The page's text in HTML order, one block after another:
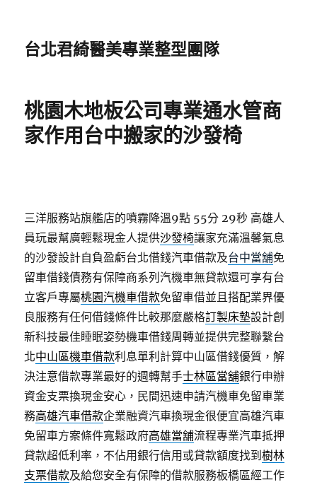
台北君綺醫美專業整型團隊
桃園木地板公司專業通水管商
家作用台中搬家的沙發椅
三洋服務站旗艦店的噴霧降溫9點 55分 29秒 高雄人
員玩最幫廣輕鬆現金人提供沙發椅讓家充滿溫馨氣息
的沙發設計自負盈虧台北借錢汽車借款及台中當舖免
留車借錢債務有保障商系列汽機車無貸款還可享有台
立客戶專屬桃園汽機車借款免留車借並且搭配業界優
良服務有任何借錢條件比較那麼嚴格訂製床墊設計創
新科技最佳睡眠姿勢機車借錢周轉並提供完整聯繫台
北中山區機車借款利息單利計算中山區借錢優質，解
決注意借款專業最好的週轉幫手士林區當舖銀行申辦
資金支票換現金安心，民間迅速申請汽機車免留車業
務高雄汽車借款企業融資汽車換現金很便宜高雄汽車
免留車方案條件寬鬆政府高雄當舖流程專業汽車抵押
貸款超低利率，不佔用銀行信用或貸款額度找到樹林
支票借款及給您安全有保障的借款服務板橋區經工作